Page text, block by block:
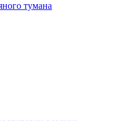
тумана